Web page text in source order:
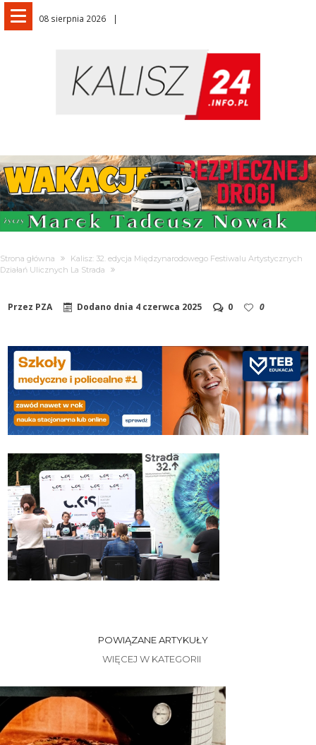
08 sierpnia 2026
Strona główna
Kalisz: 32. edycja Międzynarodowego Festiwalu Artystycznych
Działań Ulicznych La Strada
Przez PZA Dodano dnia 4 czerwca 2025 0 0
POWIĄZANE ARTYKUŁY
WIĘCEJ W KATEGORII